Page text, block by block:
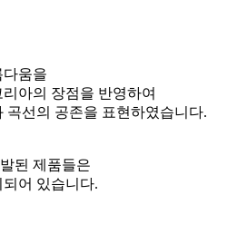
다움을
아의 장점을 반영하여
곡선의 공존을 표현하였습니다.
된 제품들은
어 있습니다.